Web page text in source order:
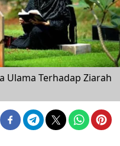
Ulama Terhadap Ziarah